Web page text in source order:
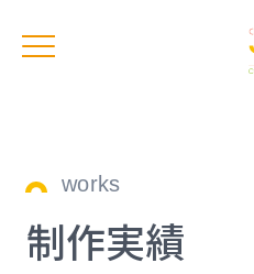
works
制作実績